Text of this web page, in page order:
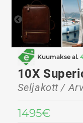
Kuumakse al.
10X
Seljakott /
1495€